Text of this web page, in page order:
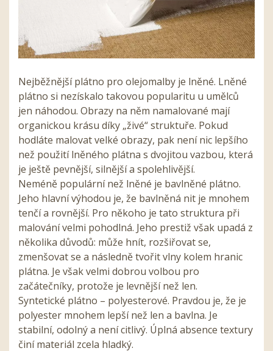
Nejběžnější plátno pro olejomalby je lněné. Lněné
plátno si nezískalo takovou popularitu u umělců
jen náhodou. Obrazy na něm namalované mají
organickou krásu díky „živé“ struktuře. Pokud
hodláte malovat velké obrazy, pak není nic lepšího
než použití lněného plátna s dvojitou vazbou, která
je ještě pevnější, silnější a spolehlivější.
Neméně populární než lněné je bavlněné plátno.
Jeho hlavní výhodou je, že bavlněná nit je mnohem
tenčí a rovnější. Pro někoho je tato struktura při
malování velmi pohodlná. Jeho prestiž však upadá z
několika důvodů: může hnít, rozšiřovat se,
zmenšovat se a následně tvořit vlny kolem hranic
plátna. Je však velmi dobrou volbou pro
začátečníky, protože je levnější než len.
Syntetické plátno – polyesterové. Pravdou je, že je
polyester mnohem lepší než len a bavlna. Je
stabilní, odolný a není citlivý. Úplná absence textury
činí materiál zcela hladký.